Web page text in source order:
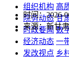
组织机构 高
院务动态 甘
时政要闻 数
经济动态 一
发改视点 乡
时间：2026-
来源：新甘